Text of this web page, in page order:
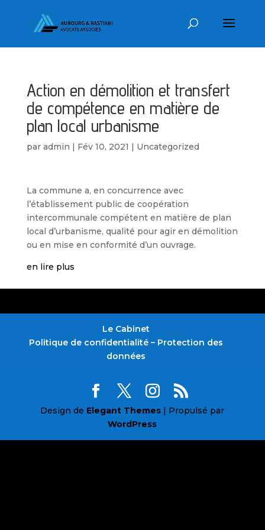
Action en démolition et transfert
de compétence en matière de
plan local urbanisme
par admin | Fév 10, 2021 | Uncategorized
La commune a, en concurrence avec
l’établissement public de coopération
intercommunale compétent en matière de plan
local d’urbanisme, qualité pour agir en démolition
ou en mise en conformité d’un ouvrage.
en lire plus
Le Cabinet
Politique de confidentialité – Protection des
données
Design de Elegant Themes | Propulsé par
WordPress